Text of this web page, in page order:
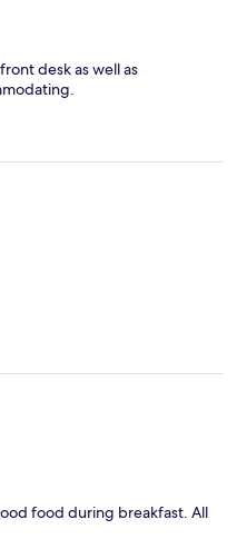
desk as well as
food during breakfast. All